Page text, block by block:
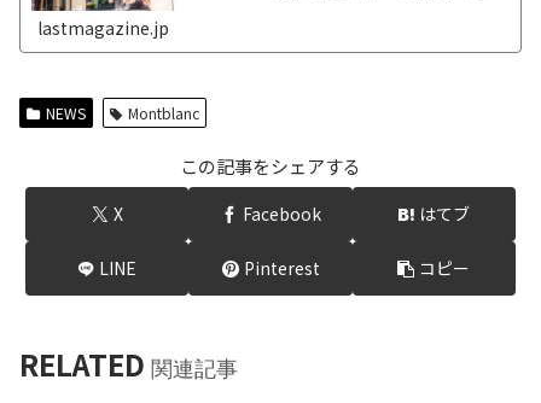
楽しめる。
lastmagazine.jp
NEWS Montblanc
この記事をシェアする
X Facebook はてブ
LINE Pinterest コピー
RELATED 関連記事